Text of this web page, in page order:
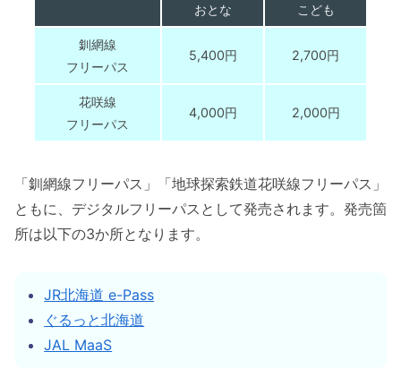
おとな こども
釧網線
フリーパス
5,400円 2,700円
花咲線
フリーパス
4,000円 2,000円
「釧網線フリーパス」「地球探索鉄道花咲線フリーパス」
ともに、デジタルフリーパスとして発売されます。発売箇
所は以下の3か所となります。
JR北海道 e-Pass
ぐるっと北海道
JAL MaaS